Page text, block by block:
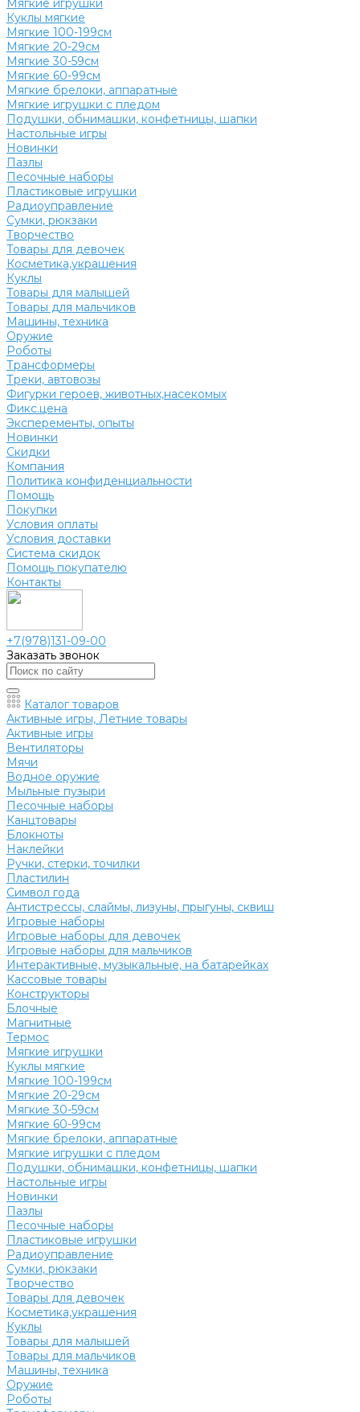
Мягкие игрушки
Куклы мягкие
Мягкие 100-199см
Мягкие 20-29см
Мягкие 30-59см
Мягкие 60-99см
Мягкие брелоки, аппаратные
Мягкие игрушки с пледом
Подушки, обнимашки, конфетницы, шапки
Настольные игры
Новинки
Пазлы
Песочные наборы
Пластиковые игрушки
Радиоуправление
Сумки, рюкзаки
Творчество
Товары для девочек
Косметика,украшения
Куклы
Товары для малышей
Товары для мальчиков
Машины, техника
Оружие
Роботы
Трансформеры
Треки, автовозы
Фигурки героев, животных,насекомых
Фикс.цена
Эксперементы, опыты
Новинки
Скидки
Компания
Политика конфиденциальности
Помощь
Покупки
Условия оплаты
Условия доставки
Система скидок
Помощь покупателю
Контакты
+7(978)131-09-00
Заказать звонок
Каталог товаров
Активные игры, Летние товары
Активные игры
Вентиляторы
Мячи
Водное оружие
Мыльные пузыри
Песочные наборы
Канцтовары
Блокноты
Наклейки
Ручки, стерки, точилки
Пластилин
Символ года
Антистрессы, слаймы, лизуны, прыгуны, сквиш
Игровые наборы
Игровые наборы для девочек
Игровые наборы для мальчиков
Интерактивные, музыкальные, на батарейках
Кассовые товары
Конструкторы
Блочные
Магнитные
Термос
Мягкие игрушки
Куклы мягкие
Мягкие 100-199см
Мягкие 20-29см
Мягкие 30-59см
Мягкие 60-99см
Мягкие брелоки, аппаратные
Мягкие игрушки с пледом
Подушки, обнимашки, конфетницы, шапки
Настольные игры
Новинки
Пазлы
Песочные наборы
Пластиковые игрушки
Радиоуправление
Сумки, рюкзаки
Творчество
Товары для девочек
Косметика,украшения
Куклы
Товары для малышей
Товары для мальчиков
Машины, техника
Оружие
Роботы